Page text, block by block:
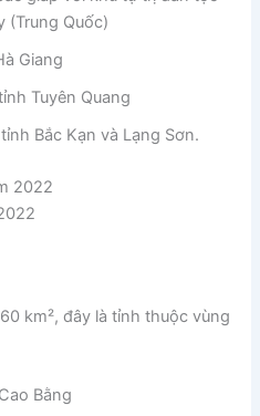
(Trung Quốc)
Giang
Tuyên Quang
Bắc Kạn và Lạng Sơn.
km², đây là tỉnh thuộc vùng
Bằng